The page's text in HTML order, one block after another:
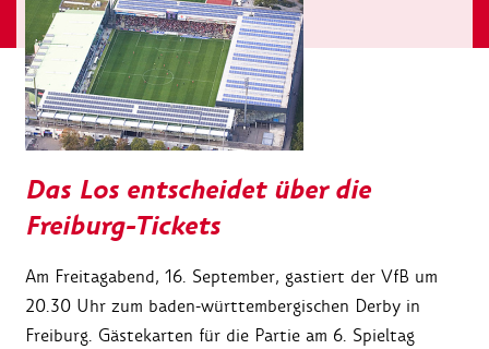
Das Los entscheidet über die
Freiburg-Tickets
Am Freitagabend, 16. September, gastiert der VfB um
20.30 Uhr zum baden-württembergischen Derby in
Freiburg. Gästekarten für die Partie am 6. Spieltag